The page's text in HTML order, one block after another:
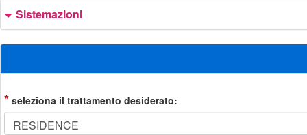
Sistemazioni
* seleziona il trattamento desiderato: